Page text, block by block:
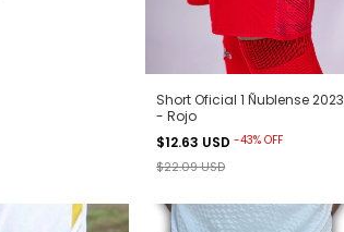
Short Oficial 1 Ñublense 2023
- Rojo
$12.63 USD-43%OFF
$22.09 USD